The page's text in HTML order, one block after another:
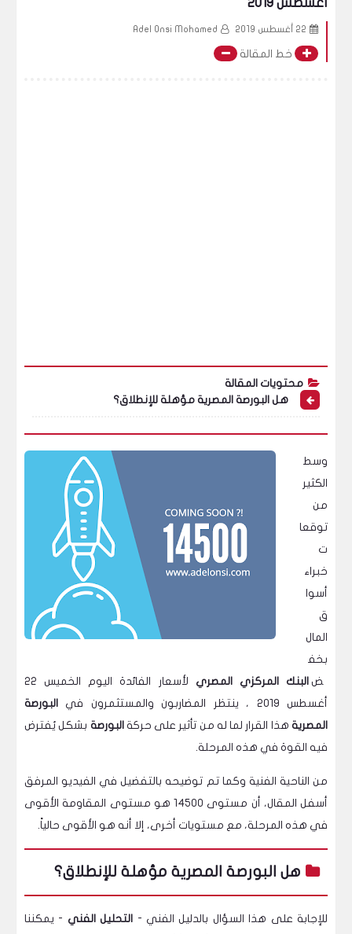
22 أغسطس 2019 Adel Onsi Mohamed
خط المقالة
محتويات المقالة
هل البورصة المصرية مؤهلة للإنطلاق؟
وسط
الكثير
من
توقعا
ت
خبراء
أسوا
ق
المال
بخف
ض البنك المركزي المصري
لأسعار الفائدة اليوم الخميس 22
أغسطس 2019 ، ينتظر المضاربون والمستثمرون في
البورصة
المصريةهذا القرار لما له من تأثير على حركة البورصة بشكل يُفترض
فيه القوة في هذه المرحلة.
من الناحية الفنية وكما تم توضيحه بالتفضيل في الفيديو المرفق
أسفل المقال، أن مستوى 14500 هو مستوى المقاومة الأقوى
في هذه المرحلة، مع مستويات أخرى، إلا أنه هو الأقوى حالياً.
هل البورصة المصرية مؤهلة للإنطلاق؟
للإجابة على هذا السؤال بالدليل الفني - التحليل الفني - يمكننا